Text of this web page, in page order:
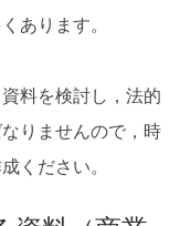
あります。
料を検討し，法的
りませんので，時
ください。